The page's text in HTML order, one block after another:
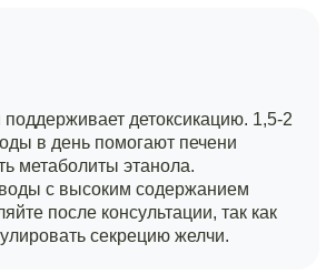
детоксикацию. 1,5-2
в день помогают печени
метаболиты этанола.
с высоким содержанием
после консультации, так как
секрецию желчи.